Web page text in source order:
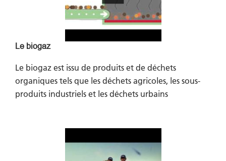
Le biogaz
Le biogaz est issu de produits et de déchets
organiques tels que les déchets agricoles, les sous-
produits industriels et les déchets urbains